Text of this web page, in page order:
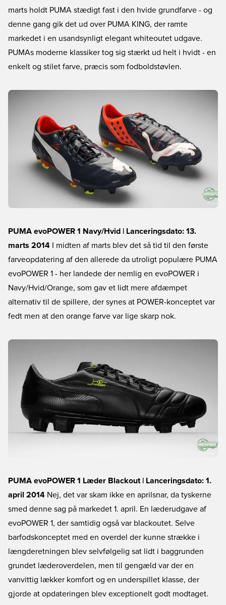
marts holdt PUMA stædigt fast i den hvide grundfarve - og
denne gang gik det ud over PUMA KING, der ramte
markedet i en usandsynligt elegant whiteoutet udgave.
PUMAs moderne klassiker tog sig stærkt ud helt i hvidt - en
enkelt og stilet farve, præcis som fodboldstøvlen.
PUMA evoPOWER 1 Navy/Hvid | Lanceringsdato: 13.
marts 2014 I midten af marts blev det så tid til den første
farveopdatering af den allerede da utroligt populære PUMA
evoPOWER 1 - her landede der nemlig en evoPOWER i
Navy/Hvid/Orange, som gav et lidt mere afdæmpet
alternativ til de spillere, der synes at POWER-konceptet var
fedt men at den orange farve var lige skarp nok.
PUMA evoPOWER 1 Læder Blackout | Lanceringsdato: 1.
april 2014 Nej, det var skam ikke en aprilsnar, da tyskerne
smed denne sag på markedet 1. april. En læderudgave af
evoPOWER 1, der samtidig også var blackoutet. Selve
barfodskonceptet med en overdel der kunne strække i
længderetningen blev selvfølgelig sat lidt i baggrunden
grundet læderoverdelen, men til gengæld var der en
vanvittig lækker komfort og en underspillet klasse, der
gjorde at opdateringen blev exceptionelt godt modtaget.